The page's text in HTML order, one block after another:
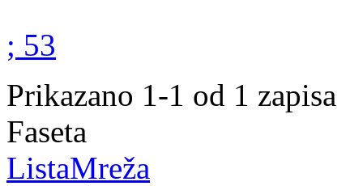
; 53
Prikazano 1-1 od 1 zapisa
Faseta
ListaMreža